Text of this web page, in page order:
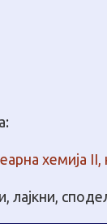
хемија II,
лајкни,